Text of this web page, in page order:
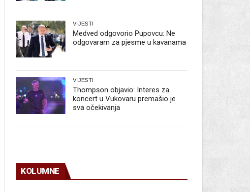
VIJESTI
Medved odgovorio Pupovcu: Ne
odgovaram za pjesme u kavanama
VIJESTI
Thompson objavio: Interes za
koncert u Vukovaru premašio je
sva očekivanja
KOLUMNE